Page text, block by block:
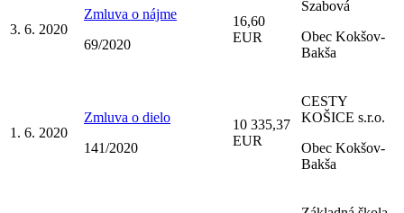
3. 6. 2020
Zmluva o nájme
69/2020
16,60
EUR
Szabová
Obec Kokšov-
Bakša
1. 6. 2020
Zmluva o dielo
141/2020
10 335,37
EUR
CESTY
KOŠICE s.r.o.
Obec Kokšov-
Bakša